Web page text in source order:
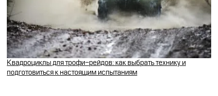
Квадроциклы для трофи-рейдов: как выбрать технику и
подготовиться к настоящим испытаниям